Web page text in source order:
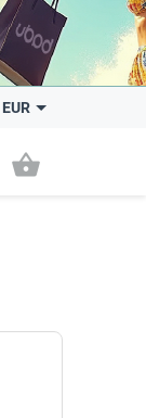
EUR
shopping_basket